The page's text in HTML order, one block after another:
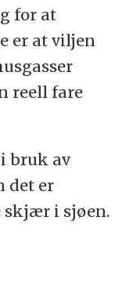
for at
er at viljen
reell fare
bruk av
det er
skjær i sjøen.